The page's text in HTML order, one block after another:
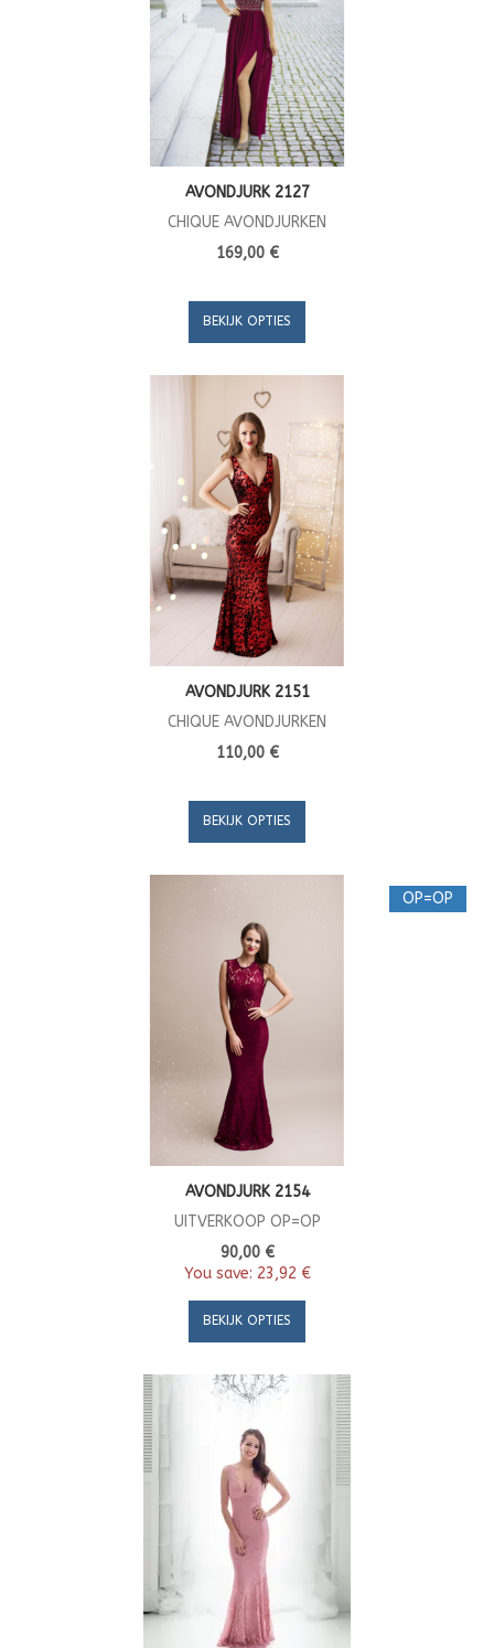
AVONDJURK 2127
CHIQUE AVONDJURKEN
169,00 €
BEKIJK OPTIES
AVONDJURK 2151
CHIQUE AVONDJURKEN
110,00 €
BEKIJK OPTIES
OP=OP
AVONDJURK 2154
UITVERKOOP OP=OP
90,00 €
You save: 23,92 €
BEKIJK OPTIES